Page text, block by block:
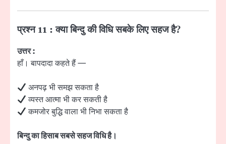
प्रश्न 11 : क्या बिन्दु की विधि सबके लिए सहज है?
उत्तर :
हाँ। बापदादा कहते हैं —
अनपढ़ भी समझ सकता है
व्यस्त आत्मा भी कर सकती है
कमजोर बुद्धि वाला भी निभा सकता है
बिन्दु का हिसाब सबसे सहज विधि है।